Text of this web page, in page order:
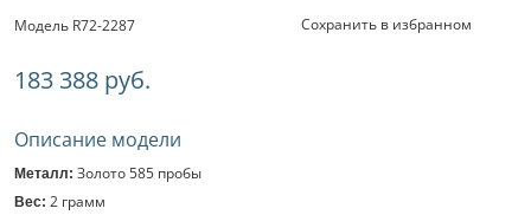
Модель R72-2287 Сохранить в избранном
183 388 руб.
Описание модели
Металл: Золото 585 пробы
Вес: 2 грамм